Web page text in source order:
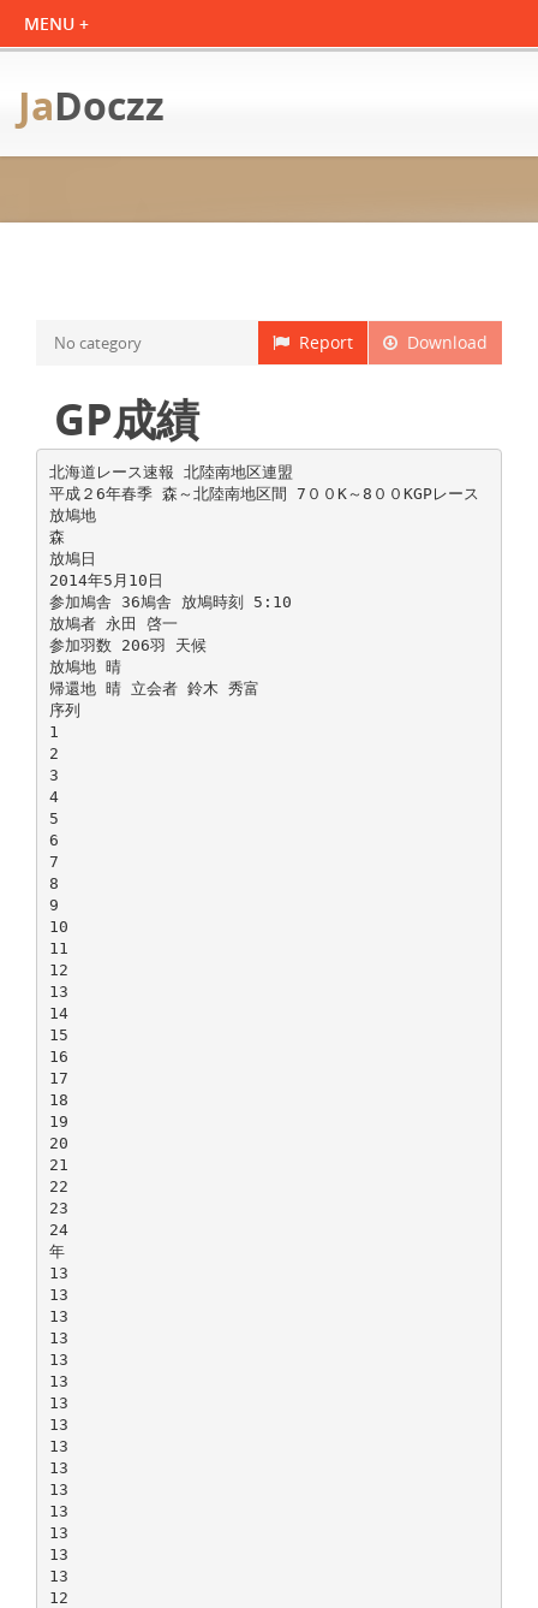
JaDoczz
Download
Report
No category
GP成績
北海道レース速報 北陸南地区連盟
平成２6年春季 森～北陸南地区間 7００K～8００KGPレース
放鳩地
森
放鳩日
2014年5月10日
参加鳩舎 36鳩舎 放鳩時刻 5:10
放鳩者 永田 啓一
参加羽数 206羽 天候
放鳩地 晴
帰還地 晴 立会者 鈴木 秀富
序列
1
2
3
4
5
6
7
8
9
10
11
12
13
14
15
16
17
18
19
20
21
22
23
24
年
13
13
13
13
13
13
13
13
13
13
13
13
13
13
13
12